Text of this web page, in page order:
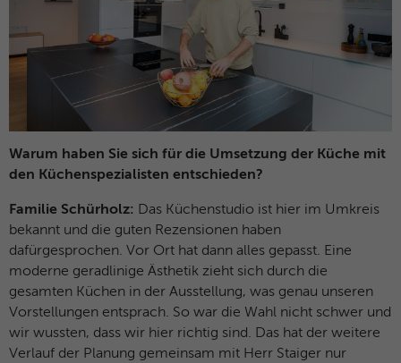
Warum haben Sie sich für die Umsetzung der Küche mit
den Küchenspezialisten entschieden?
Familie Schürholz: Das Küchenstudio ist hier im Umkreis
bekannt und die guten Rezensionen haben
dafürgesprochen. Vor Ort hat dann alles gepasst. Eine
moderne geradlinige Ästhetik zieht sich durch die
gesamten Küchen in der Ausstellung, was genau unseren
Vorstellungen entsprach. So war die Wahl nicht schwer und
wir wussten, dass wir hier richtig sind. Das hat der weitere
Verlauf der Planung gemeinsam mit Herr Staiger nur